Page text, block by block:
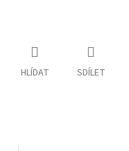
HLÍDAT SDÍLET